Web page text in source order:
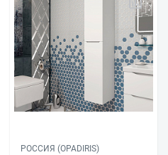
РОССИЯ (OPADIRIS)